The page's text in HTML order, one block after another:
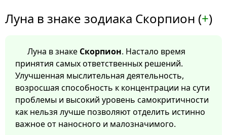
Луна в знаке зодиака Скорпион (+)
Луна в знаке Скорпион. Настало время
принятия самых ответственных решений.
Улучшенная мыслительная деятельность,
возросшая способность к концентрации на сути
проблемы и высокий уровень самокритичности
как нельзя лучше позволяют отделить истинно
важное от наносного и малозначимого.